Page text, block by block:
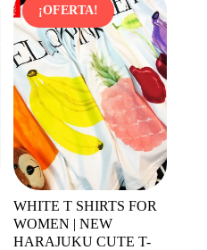
10,35$.4,14$.
¡OFERTA!
WHITE T SHIRTS FOR
WOMEN | NEW
HARAJUKU CUTE T-